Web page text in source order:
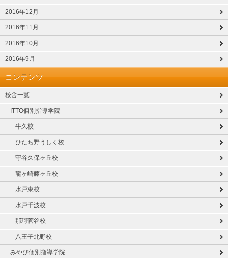
2016年12月
2016年11月
2016年10月
2016年9月
コンテンツ
校舎一覧
ITTO個別指導学院
牛久校
ひたち野うしく校
守谷久保ヶ丘校
龍ヶ崎藤ヶ丘校
水戸東校
水戸千波校
那珂菅谷校
八王子北野校
みやび個別指導学院